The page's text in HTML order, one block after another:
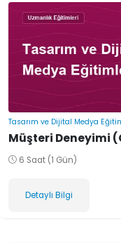
Tasarım ve Dijital Medya
Müşteri Deneyimi
6 Saat (1 Gün)
Detaylı Bilgi